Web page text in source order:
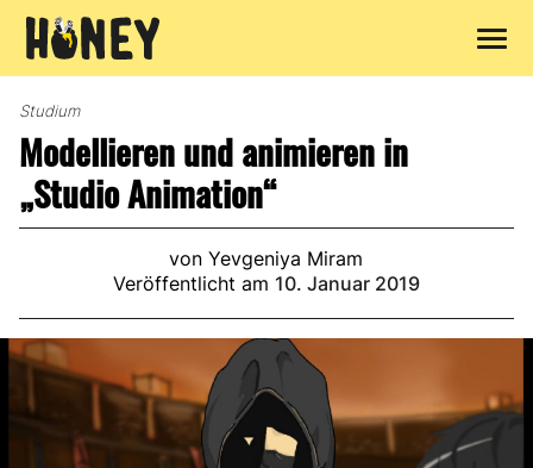
Inhalt
Studium
Modellieren und animieren in
„Studio Animation“
von Yevgeniya Miram
Veröffentlicht am 10. Januar 2019